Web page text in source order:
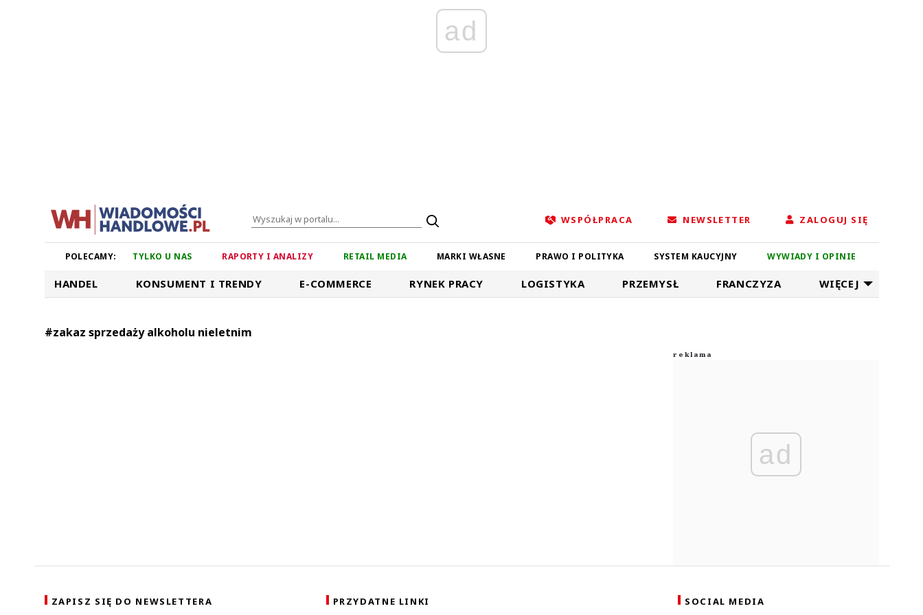
ad
WSPÓŁPRACA NEWSLETTER ZALOGUJ SIĘ
POLECAMY: TYLKO U NAS RAPORTY I ANALIZY RETAIL MEDIA MARKI WŁASNE PRAWO I POLITYKA SYSTEM KAUCYJNY WYWIADY I OPINIE
HANDEL KONSUMENT I TRENDY E-COMMERCE RYNEK PRACY LOGISTYKA PRZEMYSŁ FRANCZYZA WIĘCEJ
#zakaz sprzedaży alkoholu nieletnim
ad
ZAPISZ SIĘ DO NEWSLETTERA PRZYDATNE LINKI SOCIAL MEDIA